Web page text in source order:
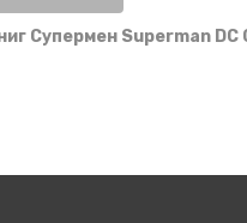
Супермен Superman DC